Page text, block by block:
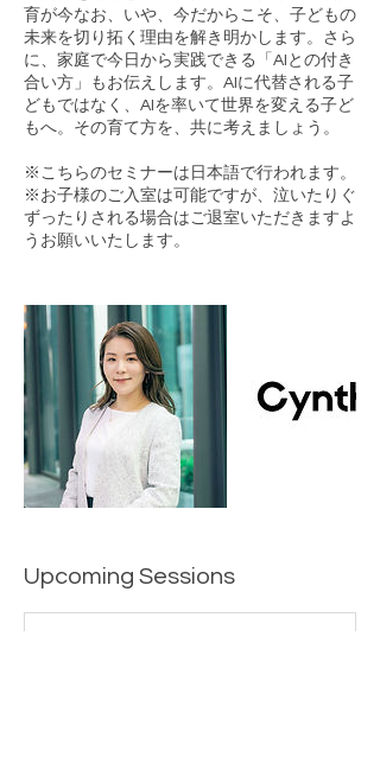
育が今なお、いや、今だからこそ、子どもの
未来を切り拓く理由を解き明かします。さら
に、家庭で今日から実践できる「AIとの付き
合い方」もお伝えします。AIに代替される子
どもではなく、AIを率いて世界を変える子ど
もへ。その育て方を、共に考えましょう。
※こちらのセミナーは日本語で行われます。
※お子様のご入室は可能ですが、泣いたりぐ
ずったりされる場合はご退室いただきますよ
うお願いいたします。
Upcoming Sessions